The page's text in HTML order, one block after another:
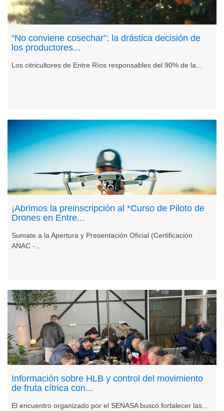
“No conviene cosechar”: la drástica decisión de
los productores...
Los citricultores de Entre Ríos responsables del 90% de la...
¡Abrimos la preinscripción al *Curso de Piloto de
Drones en Entre...
Sumate a la Apertura y Presentación Oficial (Certificación
ANAC -...
Información sobre HLB y control del movimiento
de fruta cítrica con...
El encuentro organizado por el SENASA buscó fortalecer las...